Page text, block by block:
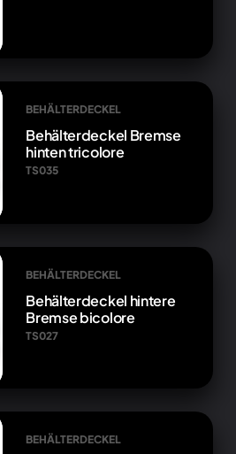
BEHÄLTERDECKEL
Behälterdeckel Bremse
hinten tricolore
TS035
BEHÄLTERDECKEL
Behälterdeckel hintere
Bremse bicolore
TS027
BEHÄLTERDECKEL